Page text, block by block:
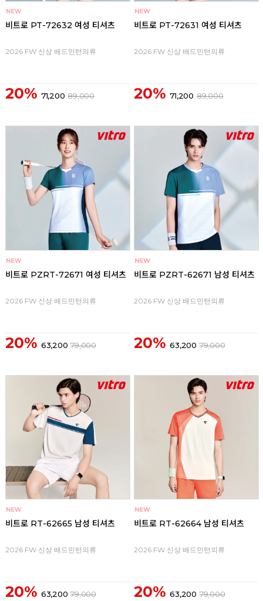
비트로 PT-72632 여성 티셔츠
2026 FW 신상 배드민턴의류
20% 71,200 89,000
비트로 PT-72631 여성 티셔츠
2026 FW 신상 배드민턴의류
20% 71,200 89,000
비트로 PZRT-72671 여성 티셔츠
2026 FW 신상 배드민턴의류
20% 63,200 79,000
비트로 PZRT-62671 남성 티셔츠
2026 FW 신상 배드민턴의류
20% 63,200 79,000
비트로 RT-62665 남성 티셔츠
2026 FW 신상 배드민턴의류
20% 63,200 79,000
비트로 RT-62664 남성 티셔츠
2026 FW 신상 배드민턴의류
20% 63,200 79,000